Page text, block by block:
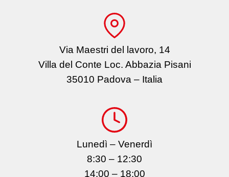
Via Maestri del lavoro, 14
Villa del Conte Loc. Abbazia Pisani
35010 Padova – Italia
Lunedì – Venerdì
8:30 – 12:30
14:00 – 18:00